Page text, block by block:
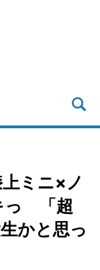
ミニ×ノ
っ 「超
かと思っ